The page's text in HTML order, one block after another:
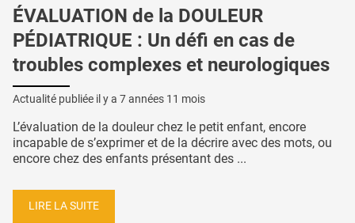
ÉVALUATION de la DOULEUR
PÉDIATRIQUE : Un défi en cas de
troubles complexes et neurologiques
Actualité publiée il y a 7 années 11 mois
L’évaluation de la douleur chez le petit enfant, encore
incapable de s’exprimer et de la décrire avec des mots, ou
encore chez des enfants présentant des ...
LIRE LA SUITE